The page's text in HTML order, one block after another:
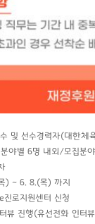
및 선수경력자(대한체
야별 6명 내외/모집분
) ~ 6. 8.(목) 까지
로지원센터 신청
뷰 진행(유선전화 인터